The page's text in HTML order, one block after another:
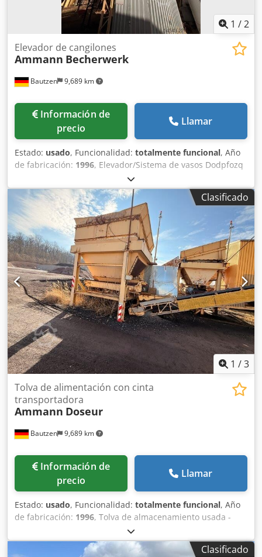
1 /2
Bautzen 9,689 km
Elevador de cangilones
Ammann Becherwerk
Información de
precio
Llamar
Estado: usado, Funcionalidad: totalmente funcional, Año
de fabricación: 1996, Elevador/Sistema de vasos Dodpfozq
S Daox Am Tskr Aplicación: transporte de material a granel
mediante control remoto Altura: 26 m
Clasificado
1 /3
Bautzen 9,689 km
Tolva de alimentación con cinta
transportadora
Ammann Doseur
Información de
precio
Llamar
Estado: usado, Funcionalidad: totalmente funcional, Año
de fabricación: 1996, Tolva de almacenamiento usada -
Cinta de descarga Dedpfxezq S Ave Am Tskr -Cinta
transportadora
Clasificado